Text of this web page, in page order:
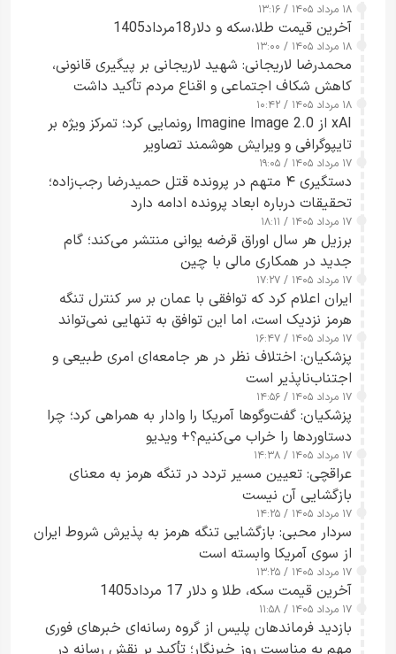
۱۸ مرداد ۱۴۰۵ / ۱۳:۱۶
آخرین قیمت طلا،سکه و دلار18مرداد1405
۱۸ مرداد ۱۴۰۵ / ۱۳:۰۰
محمدرضا لاریجانی: شهید لاریجانی بر پیگیری قانونی،
کاهش شکاف اجتماعی و اقناع مردم تأکید داشت
۱۸ مرداد ۱۴۰۵ / ۱۰:۴۲
xAI از Imagine Image 2.0 رونمایی کرد؛ تمرکز ویژه بر
تایپوگرافی و ویرایش هوشمند تصاویر
۱۷ مرداد ۱۴۰۵ / ۱۹:۰۵
دستگیری ۴ متهم در پرونده قتل حمیدرضا رجب‌زاده؛
تحقیقات درباره ابعاد پرونده ادامه دارد
۱۷ مرداد ۱۴۰۵ / ۱۸:۱۱
برزیل هر سال اوراق قرضه یوانی منتشر می‌کند؛ گام
جدید در همکاری مالی با چین
۱۷ مرداد ۱۴۰۵ / ۱۷:۲۷
ایران اعلام کرد که توافقی با عمان بر سر کنترل تنگه
هرمز نزدیک است، اما این توافق به تنهایی نمی‌تواند
آبراه را آزاد کند
۱۷ مرداد ۱۴۰۵ / ۱۶:۴۷
پزشکیان: اختلاف نظر در هر جامعه‌ای امری طبیعی و
اجتناب‌ناپذیر است
۱۷ مرداد ۱۴۰۵ / ۱۴:۵۶
پزشکیان: گفت‌وگوها آمریکا را وادار به همراهی کرد؛ چرا
دستاوردها را خراب می‌کنیم؟+ ویدیو
۱۷ مرداد ۱۴۰۵ / ۱۴:۳۸
عراقچی: تعیین مسیر تردد در تنگه هرمز به معنای
بازگشایی آن نیست
۱۷ مرداد ۱۴۰۵ / ۱۴:۲۵
سردار محبی: بازگشایی تنگه هرمز به پذیرش شروط ایران
از سوی آمریکا وابسته است
۱۷ مرداد ۱۴۰۵ / ۱۳:۲۵
آخرین قیمت سکه، طلا و دلار 17 مرداد1405
۱۷ مرداد ۱۴۰۵ / ۱۱:۵۸
بازدید فرماندهان پلیس از گروه رسانه‌ای خبرهای فوری
مهم به مناسبت روز خبرنگار؛ تأکید بر نقش رسانه در